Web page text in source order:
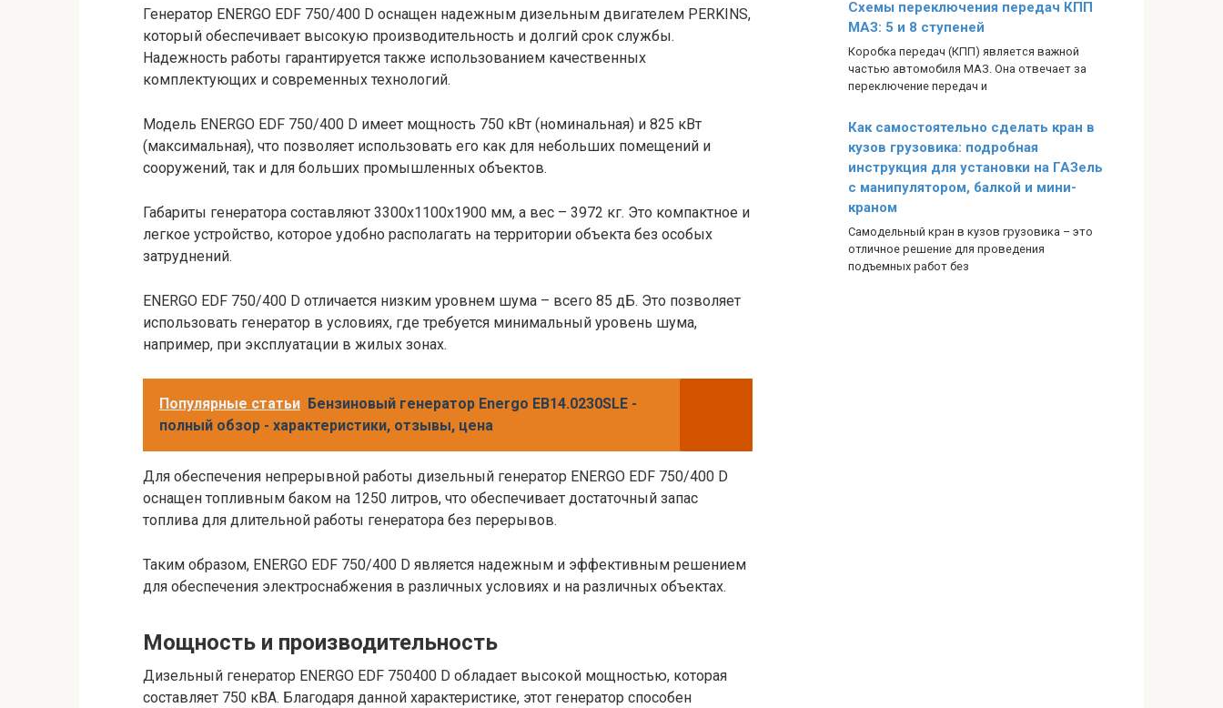
Генератор ENERGO EDF 750/400 D оснащен надежным дизельным двигателем PERKINS,
который обеспечивает высокую производительность и долгий срок службы.
Надежность работы гарантируется также использованием качественных
комплектующих и современных технологий.
Модель ENERGO EDF 750/400 D имеет мощность 750 кВт (номинальная) и 825 кВт
(максимальная), что позволяет использовать его как для небольших помещений и
сооружений, так и для больших промышленных объектов.
Габариты генератора составляют 3300x1100x1900 мм, а вес – 3972 кг. Это компактное и
легкое устройство, которое удобно располагать на территории объекта без особых
затруднений.
ENERGO EDF 750/400 D отличается низким уровнем шума – всего 85 дБ. Это позволяет
использовать генератор в условиях, где требуется минимальный уровень шума,
например, при эксплуатации в жилых зонах.
Популярные статьи Бензиновый генератор Energo EB14.0230SLE -
полный обзор - характеристики, отзывы, цена
Для обеспечения непрерывной работы дизельный генератор ENERGO EDF 750/400 D
оснащен топливным баком на 1250 литров, что обеспечивает достаточный запас
топлива для длительной работы генератора без перерывов.
Таким образом, ENERGO EDF 750/400 D является надежным и эффективным решением
для обеспечения электроснабжения в различных условиях и на различных объектах.
Мощность и производительность
Дизельный генератор ENERGO EDF 750400 D обладает высокой мощностью, которая
составляет 750 кВА. Благодаря данной характеристике, этот генератор способен
Схемы переключения передач КПП
МАЗ: 5 и 8 ступеней
Коробка передач (КПП) является важной
частью автомобиля МАЗ. Она отвечает за
переключение передач и
Как самостоятельно сделать кран в
кузов грузовика: подробная
инструкция для установки на ГАЗель
с манипулятором, балкой и мини-
краном
Самодельный кран в кузов грузовика – это
отличное решение для проведения
подъемных работ без